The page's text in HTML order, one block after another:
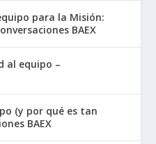
para la Misión:
BAEX
al equipo –
(y por qué es tan
BAEX